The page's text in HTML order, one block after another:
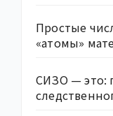
Простые
«атомы»
СИЗО — это: